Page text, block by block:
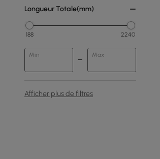
Longueur Totale(mm)
188 2240
Min Max
Afficher plus de filtres